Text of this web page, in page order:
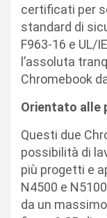
certificati per
standard di
F963-16 e UL/
l’assoluta
Chromebook
Orientato alle
Questi due
possibilità di
più progetti e
N4500 e
da un